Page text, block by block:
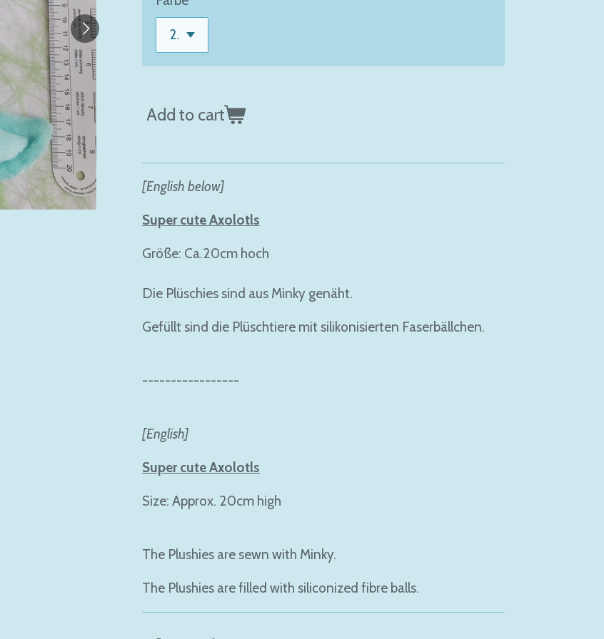
Add to cart
[English below]
Super cute Axolotls
Größe: Ca.20cm hoch
Die Plüschies sind aus Minky genäht.
Gefüllt sind die Plüschtiere mit silikonisierten Faserbällchen.
-----------------
[English]
Super cute Axolotls
Size: Approx. 20cm high
The Plushies are sewn with Minky.
The Plushies are filled with siliconized fibre balls.